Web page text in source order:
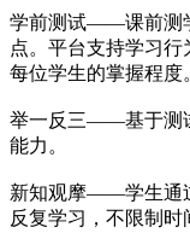
学前测试——课前测
点。平台支持学习
每位学生的掌握程度
举一反三——基于测
能力。
新知观摩——学生通
反复学习，不限制时